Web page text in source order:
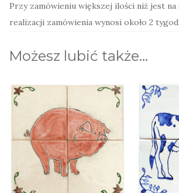
Przy zamówieniu większej ilości niż jest na
realizacji zamówienia wynosi około 2
Możesz lubić także…